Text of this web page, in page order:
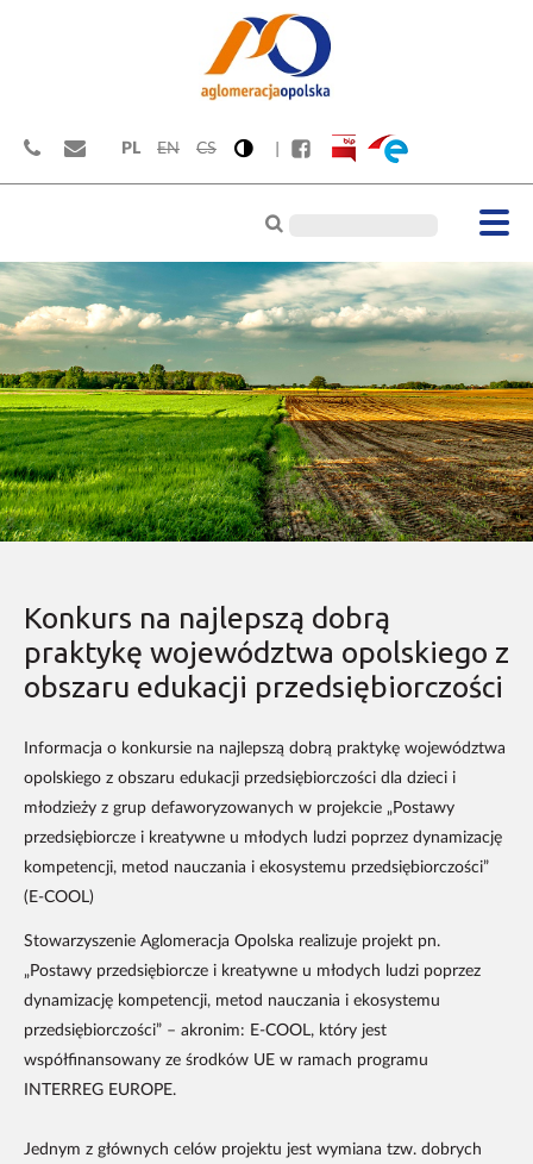
PL EN CS
Konkurs na najlepszą dobrą
praktykę województwa opolskiego z
obszaru edukacji przedsiębiorczości
Informacja o konkursie na najlepszą dobrą praktykę województwa
opolskiego z obszaru edukacji przedsiębiorczości dla dzieci i
młodzieży z grup defaworyzowanych w projekcie „Postawy
przedsiębiorcze i kreatywne u młodych ludzi poprzez dynamizację
kompetencji, metod nauczania i ekosystemu przedsiębiorczości”
(E-COOL)
Stowarzyszenie Aglomeracja Opolska realizuje projekt pn.
„Postawy przedsiębiorcze i kreatywne u młodych ludzi poprzez
dynamizację kompetencji, metod nauczania i ekosystemu
przedsiębiorczości” – akronim: E-COOL, który jest
współfinansowany ze środków UE w ramach programu
INTERREG EUROPE.
Jednym z głównych celów projektu jest wymiana tzw. dobrych